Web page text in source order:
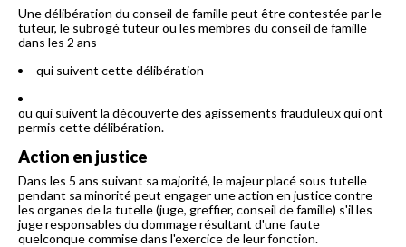
Une délibération du conseil de famille peut être contestée par le
tuteur, le subrogé tuteur ou les membres du conseil de famille
dans les 2 ans
qui suivent cette délibération
ou qui suivent la découverte des agissements frauduleux qui ont
permis cette délibération.
Action en justice
Dans les 5 ans suivant sa majorité, le majeur placé sous tutelle
pendant sa minorité peut engager une action en justice contre
les organes de la tutelle (juge, greffier, conseil de famille) s'il les
juge responsables du dommage résultant d'une faute
quelconque commise dans l'exercice de leur fonction.